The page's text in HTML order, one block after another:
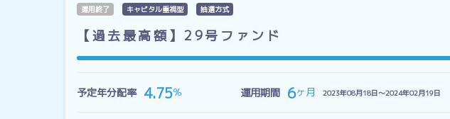
運用終了 キャピタル重視型 抽選方式
【過去最高額】29号ファンド
予定年分配率 4.75％ 運用期間 6ヶ月 2023年08月18日〜2024年02月19日